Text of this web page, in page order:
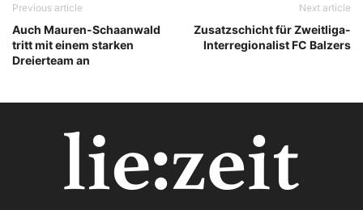
Previous article
Auch Mauren-Schaanwald
tritt mit einem starken
Dreierteam an
Next article
Zusatzschicht für Zweitliga-
Interregionalist FC Balzers